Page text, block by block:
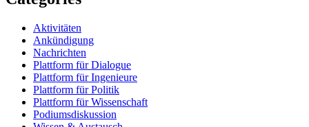
Aktivitäten
Ankündigung
Nachrichten
Plattform für Dialogue
Plattform für Ingenieure
Plattform für Politik
Plattform für Wissenschaft
Podiumsdiskussion